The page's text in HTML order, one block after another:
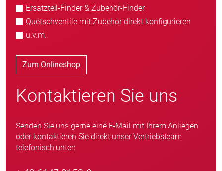
Ersatzteil-Finder & Zubehör-Finder
Quetschventile mit Zubehör direkt konfigurieren
u.v.m.
Zum Onlineshop
Kontaktieren Sie uns
Senden Sie uns gerne eine E-Mail mit Ihrem Anliegen
oder kontaktieren Sie direkt unser Vertriebsteam
telefonisch unter: